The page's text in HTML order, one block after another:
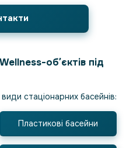
обʼєктів під
стаціонарних басейнів:
Пластикові басейни